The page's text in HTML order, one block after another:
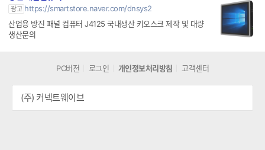
광고 https://smartstore.naver.com/dnsys2
산업용 방진 패널 컴퓨터 J4125 국내생산 키오스크 제작 및 대량
생산문의
PC버전 로그인 개인정보처리방침 고객센터
(주) 커넥트웨이브